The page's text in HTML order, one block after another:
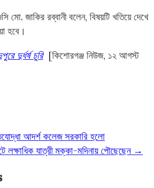
মো. জাকির রব্বানী বলেন, বিষয়টি খতিয়ে দেখে
হবে।
দুর্ধর্ষ চুরি[কিশোরগঞ্জ নিউজ, ১২ আগস্ট
আদর্শ কলেজ সরকারি হলো
যাত্রী মক্কা-মদিনায় পৌছেছেন →